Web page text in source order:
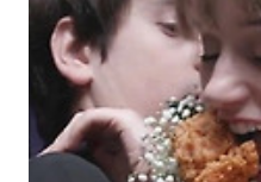
V-Power를 주유하는 장소에서 자
경험을 주유소의 환경을 고려해 설
앞으로 많은 사람들이 V-Power를 볼